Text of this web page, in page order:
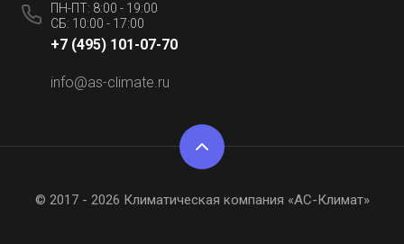
ПН-ПТ: 8:00 - 19:00
СБ: 10:00 - 17:00
+7 (495) 101-07-70
info@as-climate.ru
© 2017 - 2026 Климатическая компания «АС-Климат»